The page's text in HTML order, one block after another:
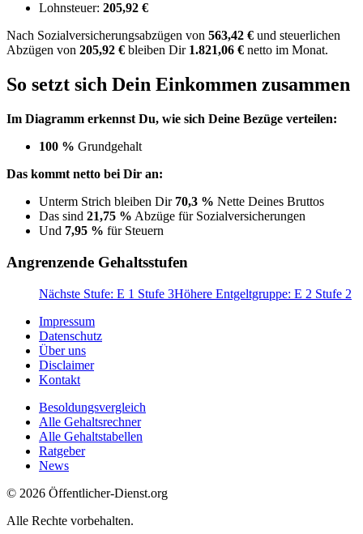
Lohnsteuer: 205,92 €
Nach Sozialversicherungsabzügen von 563,42 € und steuerlichen
Abzügen von 205,92 € bleiben Dir 1.821,06 € netto im Monat.
So setzt sich Dein Einkommen zusammen
Im Diagramm erkennst Du, wie sich Deine Bezüge verteilen:
100 % Grundgehalt
Das kommt netto bei Dir an:
Unterm Strich bleiben Dir 70,3 % Nette Deines Bruttos
Das sind 21,75 % Abzüge für Sozialversicherungen
Und 7,95 % für Steuern
Angrenzende Gehaltsstufen
Nächste Stufe: E 1 Stufe 3Höhere Entgeltgruppe: E 2 Stufe 2
Impressum
Datenschutz
Über uns
Disclaimer
Kontakt
Besoldungsvergleich
Alle Gehaltsrechner
Alle Gehaltstabellen
Ratgeber
News
© 2026 Öffentlicher-Dienst.org
Alle Rechte vorbehalten.